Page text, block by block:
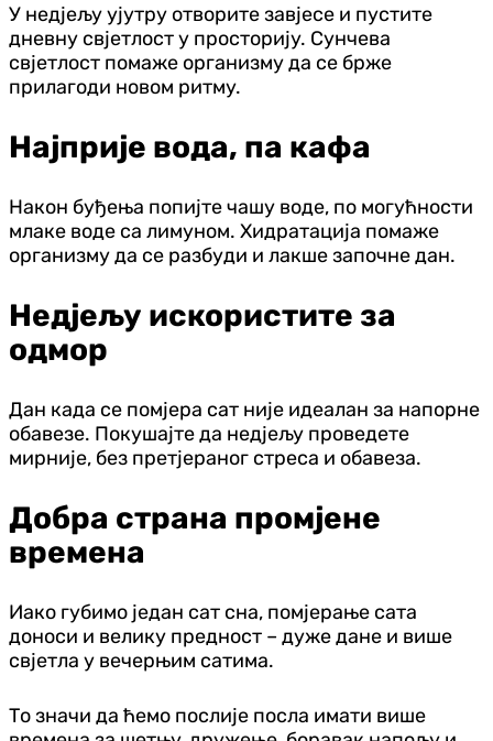
У нед‌јељу ујутру отворите завјесе и пустите
дневну свјетлост у просторију. Сунчева
свјетлост помаже организму да се брже
прилагоди новом ритму.
Најприје вода, па кафа
Након буђења попијте чашу воде, по могућности
млаке воде са лимуном. Хидратација помаже
организму да се разбуди и лакше започне дан.
Нед‌јељу искористите за
одмор
Дан када се помјера сат није идеалан за напорне
обавезе. Покушајте да нед‌јељу проведете
мирније, без претјераног стреса и обавеза.
Добра страна промјене
времена
Иако губимо један сат сна, помјерање сата
доноси и велику предност – дуже дане и више
свјетла у вечерњим сатима.
То значи да ћемо послије посла имати више